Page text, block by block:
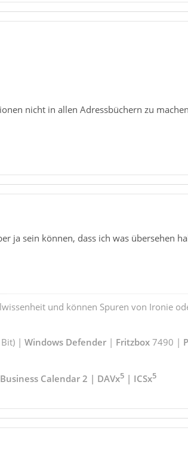
nicht in allen Adressbüchern zu
ja sein können, dass ich was übersehen
und können Spuren von Ironie
| Windows Defender| Fritzbox7490 |
Calendar 2 | DAVx5| ICSx5